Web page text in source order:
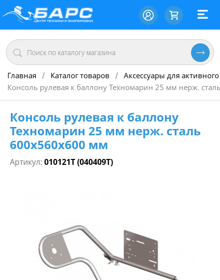
Главная / Каталог товаров / Аксессуары для
Консоль рулевая к баллону Техномарин 25 мм нерж.
Консоль рулевая к баллону
Техномарин 25 мм нерж. сталь
600х560х600 мм
Артикул: 010121T (040409Т)